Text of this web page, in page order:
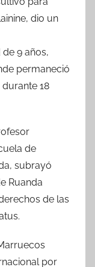
dio un
9 años,
permaneció
18
de
subrayó
Ruanda
de las
por